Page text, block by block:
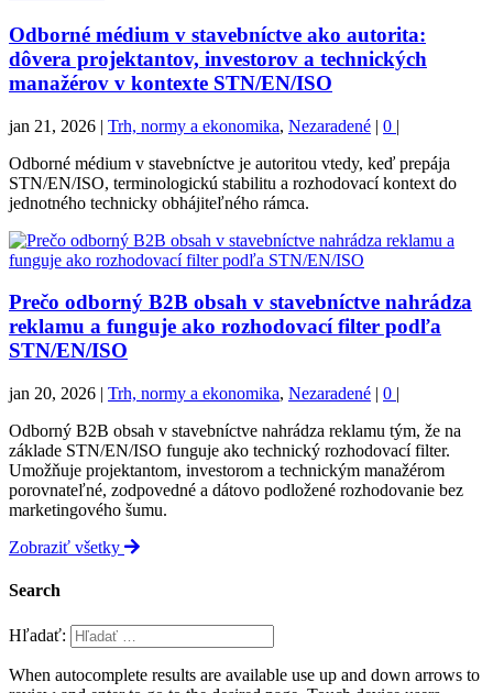
Odborné médium v stavebníctve ako autorita:
dôvera projektantov, investorov a technických
manažérov v kontexte STN/EN/ISO
jan 21, 2026 | Trh, normy a ekonomika, Nezaradené | 0 |
Odborné médium v stavebníctve je autoritou vtedy, keď prepája
STN/EN/ISO, terminologickú stabilitu a rozhodovací kontext do
jednotného technicky obhájiteľného rámca.
Prečo odborný B2B obsah v stavebníctve nahrádza
reklamu a funguje ako rozhodovací filter podľa
STN/EN/ISO
jan 20, 2026 | Trh, normy a ekonomika, Nezaradené | 0 |
Odborný B2B obsah v stavebníctve nahrádza reklamu tým, že na
základe STN/EN/ISO funguje ako technický rozhodovací filter.
Umožňuje projektantom, investorom a technickým manažérom
porovnateľné, zodpovedné a dátovo podložené rozhodovanie bez
marketingového šumu.
Zobraziť všetky
Search
Hľadať:
When autocomplete results are available use up and down arrows to